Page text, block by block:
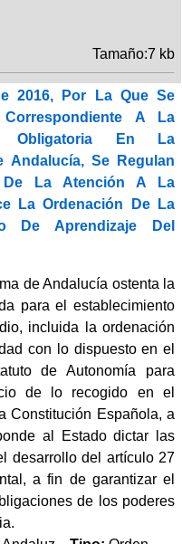
Tamaño:7 kb
2016, Por La Que Se
A La
Obligatoria En La
Andalucía, Se Regulan
De La Atención A La
La Ordenación De La
De Aprendizaje Del
de Andalucía ostenta la
para el establecimiento
incluida la ordenación
con lo dispuesto en el
de Autonomía para
de lo recogido en el
Constitución Española, a
al Estado dictar las
desarrollo del artículo 27
a fin de garantizar el
de los poderes